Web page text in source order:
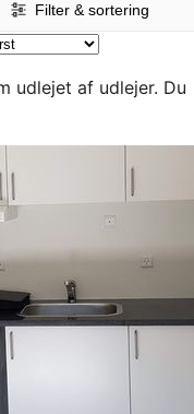
Filter & sortering
udlejet af udlejer. Du